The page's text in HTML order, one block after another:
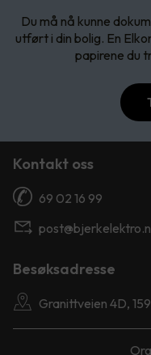
Du må nå kunne
utført i din bolig. En
papirene du
Kontakt oss
69 02 16 99
Besøksadresse
Granittveien 4D,